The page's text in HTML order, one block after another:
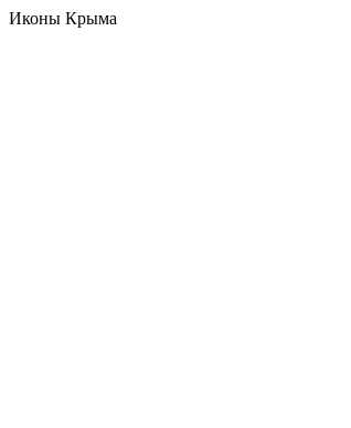
Иконы Крыма